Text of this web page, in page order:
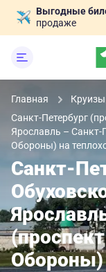
Выгодные
продаже
Главная
Круизы
Санкт-Петербург
Ярославль – Санкт-
Обороны) на
Санкт-
Обороны)